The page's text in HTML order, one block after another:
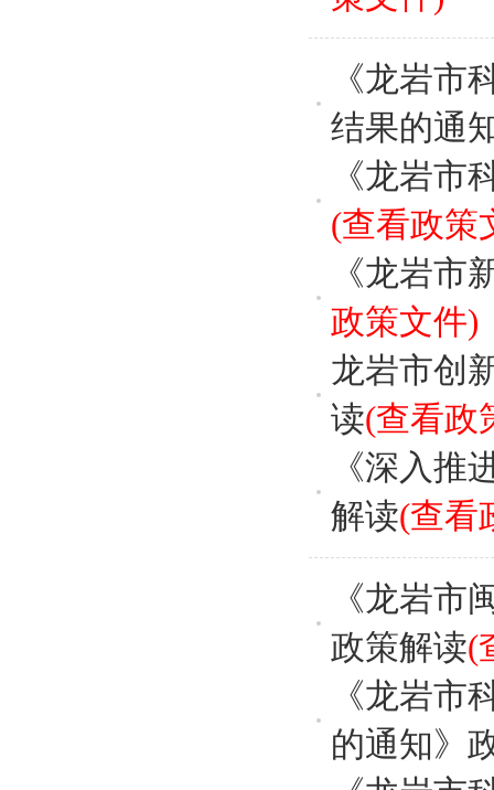
《龙岩市
结果的通
《龙岩市
(查看政策
《龙岩市
政策文件)
龙岩市创
读(查看政
《深入推
解读(查看
《龙岩市
政策解读(
《龙岩市
的通知》